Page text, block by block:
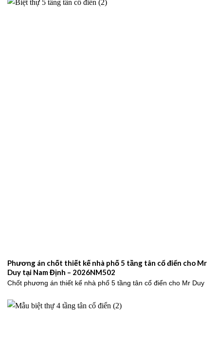
Phương án chốt thiết kế nhà phố 5 tầng tân cổ điển cho Mr
Duy tại Nam Định – 2026NM502
Chốt phương án thiết kế nhà phố 5 tầng tân cổ điển cho Mr Duy